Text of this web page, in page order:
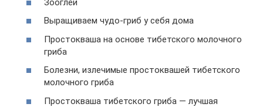
Выращиваем чудо-гриб у себя дома
Простокваша на основе тибетского молочного
гриба
Болезни, излечимые простоквашей тибетского
молочного гриба
Простокваша тибетского гриба — лучшая